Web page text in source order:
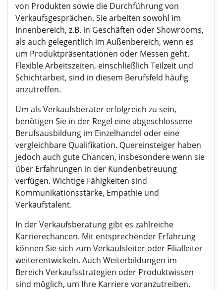
von Produkten sowie die Durchführung von
Verkaufsgesprächen. Sie arbeiten sowohl im
Innenbereich, z.B. in Geschäften oder Showrooms,
als auch gelegentlich im Außenbereich, wenn es
um Produktpräsentationen oder Messen geht.
Flexible Arbeitszeiten, einschließlich Teilzeit und
Schichtarbeit, sind in diesem Berufsfeld häufig
anzutreffen.
Um als Verkaufsberater erfolgreich zu sein,
benötigen Sie in der Regel eine abgeschlossene
Berufsausbildung im Einzelhandel oder eine
vergleichbare Qualifikation. Quereinsteiger haben
jedoch auch gute Chancen, insbesondere wenn sie
über Erfahrungen in der Kundenbetreuung
verfügen. Wichtige Fähigkeiten sind
Kommunikationsstärke, Empathie und
Verkaufstalent.
In der Verkaufsberatung gibt es zahlreiche
Karrierechancen. Mit entsprechender Erfahrung
können Sie sich zum Verkaufsleiter oder Filialleiter
weiterentwickeln. Auch Weiterbildungen im
Bereich Verkaufsstrategien oder Produktwissen
sind möglich, um Ihre Karriere voranzutreiben.